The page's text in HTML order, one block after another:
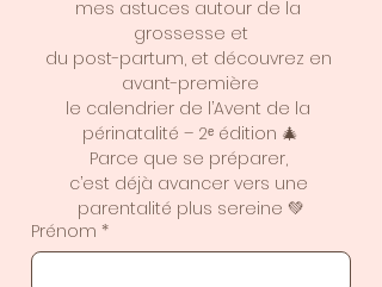
mes astuces autour de la
grossesse et
du post-partum, et découvrez en
avant-première
le calendrier de l’Avent de la
périnatalité – 2ᵉ édition 🎄
Parce que se préparer,
c’est déjà avancer vers une
parentalité plus sereine 💚
Prénom *